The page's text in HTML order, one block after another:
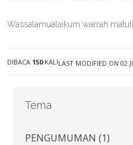
Wassalamualaikum warrah
DIBACA 150KALILAST MODIFIED ON 02
Tema
PENGUMUMAN (1)